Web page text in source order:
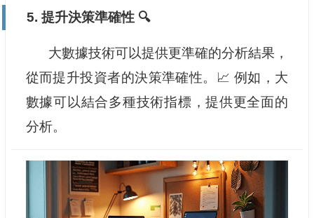
5. 提升決策準確性 🔍
大數據技術可以提供更準確的分析結果，
從而提升投資者的決策準確性。📈 例如，大
數據可以結合多種技術指標，提供更全面的
分析。